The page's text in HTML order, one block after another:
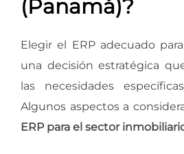
(Panamá)?
Elegir el ERP adecuado
una decisión estratégica
las necesidades
Algunos aspectos a
ERP para el sector